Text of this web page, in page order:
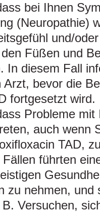
bei Ihnen
(Neuropathie)
und/
Füßen und
In diesem Fall
Arzt, bevor die
fortgesetzt wird.
Probleme mit
auch wenn
TAD,
führten
zu nehmen, und
Versuchen,